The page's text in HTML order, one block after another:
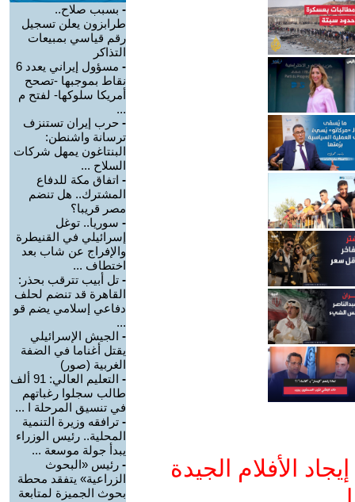
الأفلام الجيدة
- بسبب صلاح..
طرابزون يعلن تسجيل
رقم قياسي بمبيعات
التذاكر
-
مسؤول إيراني يعدد 6
نقاط بموجبها -تصحح
أمريكا سلوكها- لفتح م
...
- حرب إيران تستنزف
ترسانة واشنطن:
البنتاغون يمهل شركات
السلاح ...
- اتفاق مكة للدفاع
المشترك.. هل تنضم
مصر قريبا؟
- سوريا.. توغل
إسرائيلي في القنيطرة
والإفراج عن شاب بعد
اختطاف ...
- تل أبيب تترقب بحذر:
القاهرة قد تنضم لحلف
دفاعي إسلامي يضم قو
...
- الجيش الإسرائيلي
يقتل أغناما في الضفة
الغربية (صور)
-
التعليم العالي: 91 ألف
طالب سجلوا رغباتهم
في تنسيق المرحلة ا ...
- ترافقه وزيرة التنمية
المحلية.. رئيس الوزراء
يبدأ جولة موسعة ...
- رئيس «البحوث
الزراعية» يتفقد محطة
بحوث الجميزة لمتابعة